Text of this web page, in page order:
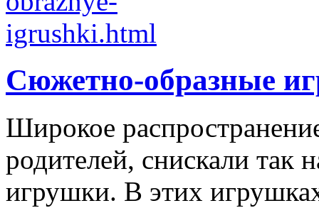
Сюжетно-образные
Широкое
родителей, снискали так
игрушки. В этих